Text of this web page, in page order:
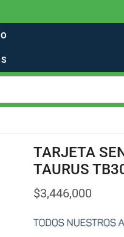
TENEMOS PUNTOS DE
TARJETA
TAURUS
$3,446,000